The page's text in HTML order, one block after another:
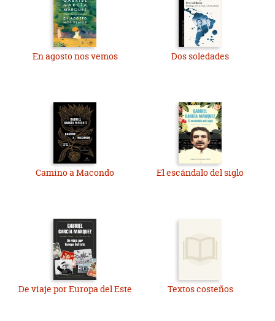
En agosto nos vemos Dos soledades
Camino a Macondo El escándalo del siglo
De viaje por Europa del Este Textos costeños